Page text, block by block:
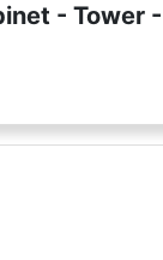
- Tower